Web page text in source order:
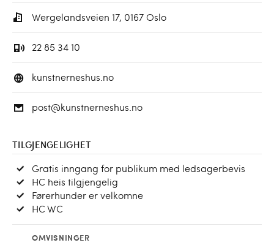
Wergelandsveien 17, 0167 Oslo
22 85 34 10
kunstnerneshus.no
post@kunstnerneshus.no
TILGJENGELIGHET
Gratis inngang for publikum med ledsagerbevis
HC heis tilgjengelig
Førerhunder er velkomne
HC WC
OMVISNINGER